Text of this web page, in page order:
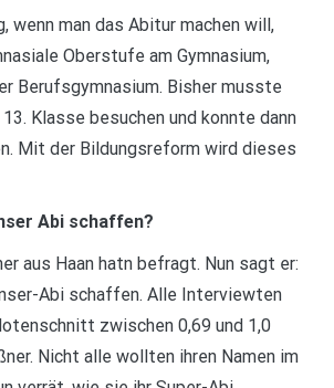
wenn man das Abitur machen will,
Oberstufe am Gymnasium,
Berufsgymnasium. Bisher musste
Klasse besuchen und konnte dann
Mit der Bildungsreform wird dieses
Abi schaffen?
aus Haan hatn befragt. Nun sagt er:
Abi schaffen. Alle Interviewten
zwischen 0,69 und 1,0
Nicht alle wollten ihren Namen im